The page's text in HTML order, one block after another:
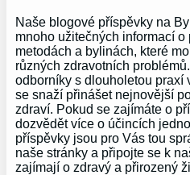
Naše blogové příspěvky na
mnoho užitečných informací
metodách a bylinách, které
různých zdravotních
odborníky s dlouholetou praxí
se snaží přinášet nejnovější
zdraví. Pokud se zajímáte o
dozvědět více o účincích
příspěvky jsou pro Vás tou
naše stránky a připojte se k
zajímají o zdravý a přirozený